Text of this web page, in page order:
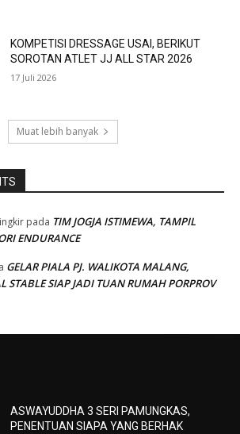
KOMPETISI DRESSAGE USAI, BERIKUT
SOROTAN ATLET JJ ALL STAR 2026
17 Juli 2026
Muat lebih banyak
pada TIM JOGJA ISTIMEWA, TAMPIL
ENDURANCE
GELAR PIALA PJ. WALIKOTA MALANG,
STABLE SIAP JADI TUAN RUMAH PORPROV
ASWAYUDDHA 3 SERI PAMUNGKAS,
PENENTUAN SIAPA YANG BERHAK